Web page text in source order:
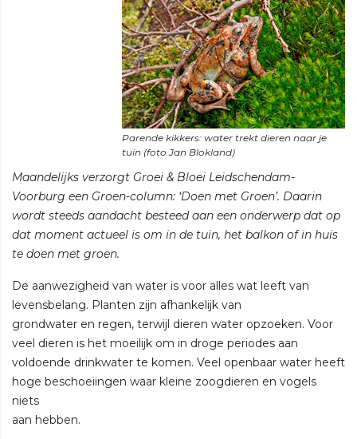
Parende kikkers: water trekt dieren naar je
Maandelijks verzorgt Groei & Bloei Leidschendam-
Voorburg een Groen-column: ‘Doen met Groen’. Daarin
wordt steeds aandacht besteed aan een onderwerp dat op
dat moment actueel is om in de tuin, het balkon of in huis
te doen met groen.
De aanwezigheid van water is voor alles wat leeft van
levensbelang. Planten zijn afhankelijk van
grondwater en regen, terwijl dieren water opzoeken. Voor
veel dieren is het moeilijk om in droge periodes aan
voldoende drinkwater te komen. Veel openbaar water heeft
hoge beschoeiingen waar kleine zoogdieren en vogels
niets
aan hebben.